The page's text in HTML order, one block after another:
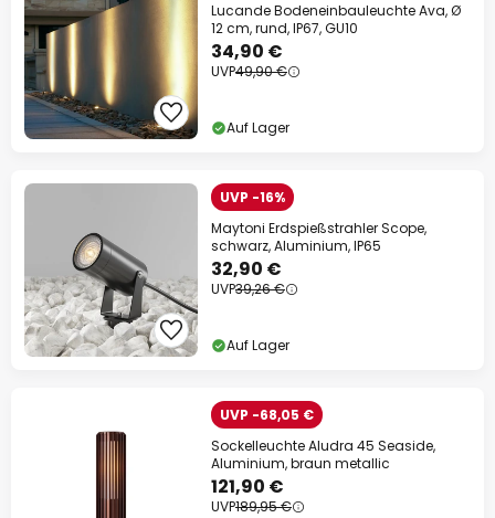
Lucande Bodeneinbauleuchte Ava, Ø
12 cm, rund, IP67, GU10
34,90 €
UVP49,90 €
Auf Lager
UVP -16%
Maytoni Erdspießstrahler Scope,
schwarz, Aluminium, IP65
32,90 €
UVP39,26 €
Auf Lager
UVP -68,05 €
Sockelleuchte Aludra 45 Seaside,
Aluminium, braun metallic
121,90 €
UVP189,95 €